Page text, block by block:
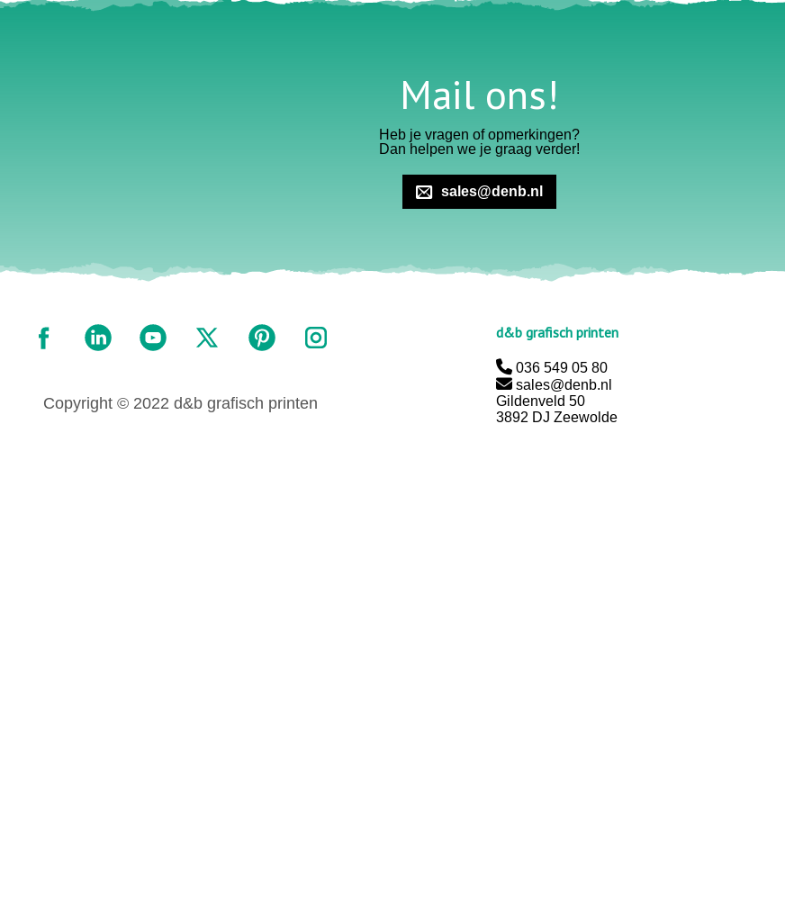
Mail ons!
Heb je vragen of opmerkingen?
Dan helpen we je graag verder!
sales@denb.nl
Copyright © 2022 d&b grafisch printen
d&b grafisch printen
036 549 05 80
sales@denb.nl
Gildenveld 50
3892 DJ Zeewolde